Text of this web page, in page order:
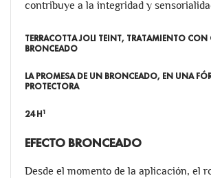
contribuye a la integridad y
TERRACOTTA JOLI TEINT, TRATAMIENTO CON
BRONCEADO
LA PROMESA DE UN BRONCEADO, EN UNA
PROTECTORA
24 H1
EFECTO BRONCEADO
Desde el momento de la aplicación, el